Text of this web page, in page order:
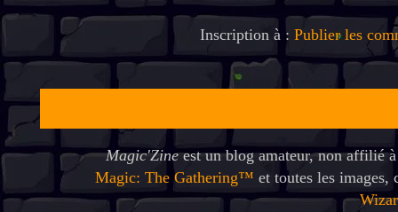
Inscription à : Publier les
Magic'Zineest un blog amateur, non affilié
Magic: The Gathering™ et toutes les images,